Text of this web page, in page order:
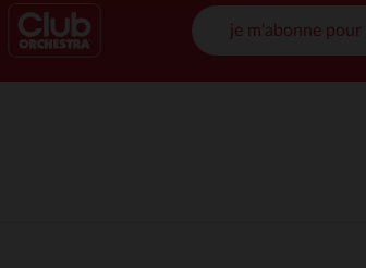
je m'abonne pour